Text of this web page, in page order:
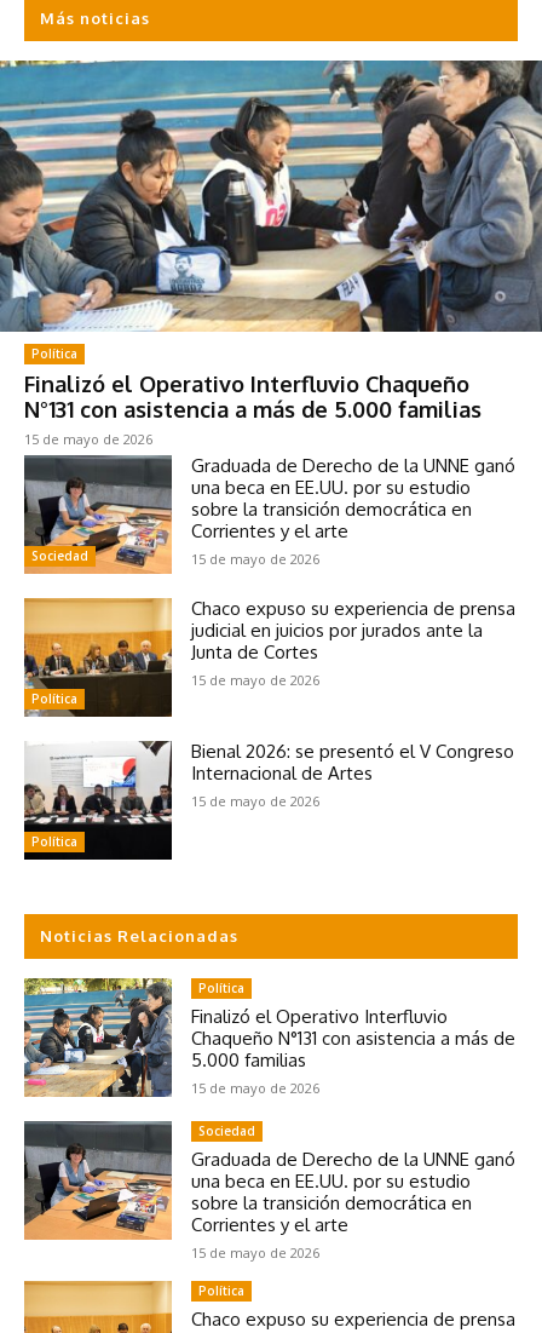
Más noticias
Política
Finalizó el Operativo Interfluvio Chaqueño
N°131 con asistencia a más de 5.000 familias
15 de mayo de 2026
Sociedad
Graduada de Derecho de la UNNE ganó
una beca en EE.UU. por su estudio
sobre la transición democrática en
Corrientes y el arte
15 de mayo de 2026
Política
Chaco expuso su experiencia de prensa
judicial en juicios por jurados ante la
Junta de Cortes
15 de mayo de 2026
Política
Bienal 2026: se presentó el V Congreso
Internacional de Artes
15 de mayo de 2026
Noticias Relacionadas
Política
Finalizó el Operativo Interfluvio
Chaqueño N°131 con asistencia a más de
5.000 familias
15 de mayo de 2026
Sociedad
Graduada de Derecho de la UNNE ganó
una beca en EE.UU. por su estudio
sobre la transición democrática en
Corrientes y el arte
15 de mayo de 2026
Política
Chaco expuso su experiencia de prensa